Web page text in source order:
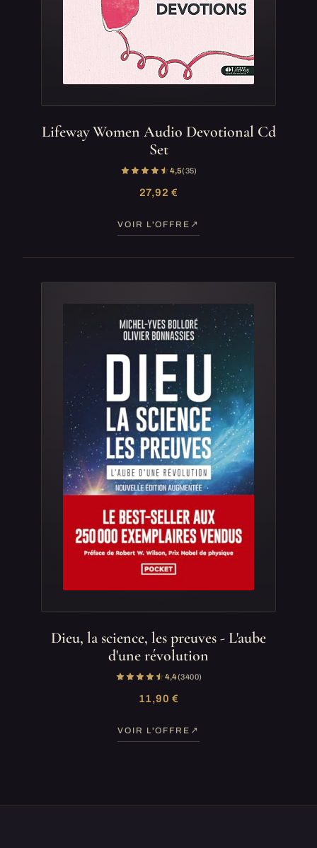
Lifeway Women Audio Devotional Cd
Set
4,5(35)
27,92 €
VOIR L'OFFRE
Dieu, la science, les preuves - L'aube
d'une révolution
4,4(3 400)
11,90 €
VOIR L'OFFRE